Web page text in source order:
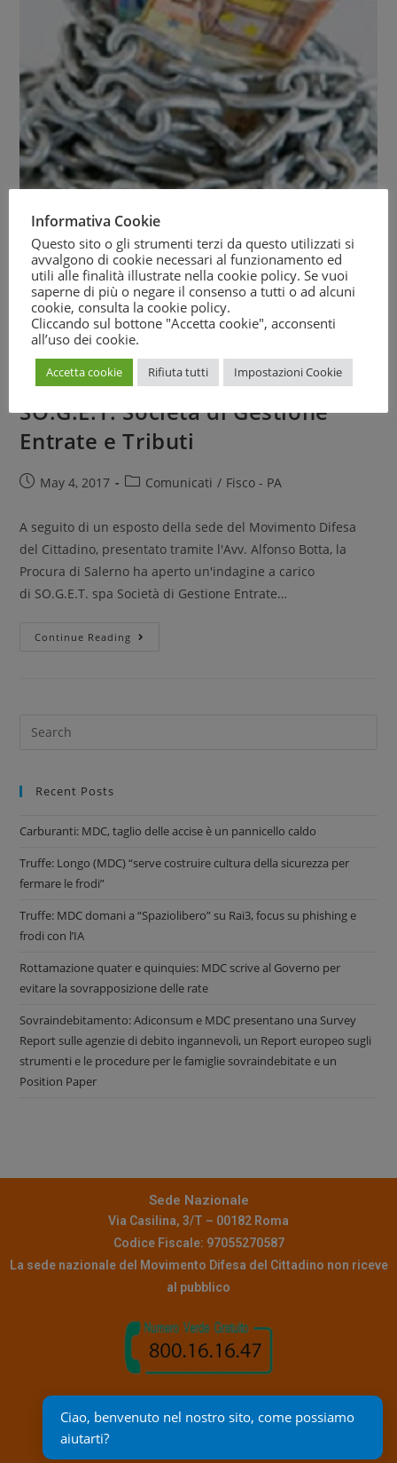
Tutela contribuenti, dopo
esposto del Movimento Difesa
del Cittadino la Procura di
Salerno apre inchiesta sulla
SO.G.E.T. Società di Gestione
Entrate e Tributi
May 4, 2017 Comunicati / Fisco - PA
A seguito di un esposto della sede del Movimento Difesa
del Cittadino, presentato tramite l'Avv. Alfonso Botta, la
Procura di Salerno ha aperto un'indagine a carico
di SO.G.E.T. spa Società di Gestione Entrate…
Continue Reading
Recent Posts
Carburanti: MDC, taglio delle accise è un pannicello caldo
Truffe: Longo (MDC) “serve costruire cultura della sicurezza per
fermare le frodi”
Truffe: MDC domani a “Spaziolibero” su Rai3, focus su phishing e
frodi con l’IA
Rottamazione quater e quinquies: MDC scrive al Governo per
evitare la sovrapposizione delle rate
Sovraindebitamento: Adiconsum e MDC presentano una Survey
Report sulle agenzie di debito ingannevoli, un Report europeo sugli
strumenti e le procedure per le famiglie sovraindebitate e un
Position Paper
Sede Nazionale
Via Casilina, 3/T – 00182 Roma
Codice Fiscale: 97055270587
La sede nazionale del Movimento Difesa del Cittadino non riceve
al pubblico
Contatti
Informativa Cookie
Questo sito o gli strumenti terzi da questo utilizzati si
avvalgono di cookie necessari al funzionamento ed
utili alle finalità illustrate nella cookie policy. Se vuoi
saperne di più o negare il consenso a tutti o ad alcuni
cookie, consulta la cookie policy.
Cliccando sul bottone "Accetta cookie", acconsenti
all’uso dei cookie.
Accetta cookie Rifiuta tutti Impostazioni Cookie
Ciao, benvenuto nel nostro sito, come possiamo
aiutarti?